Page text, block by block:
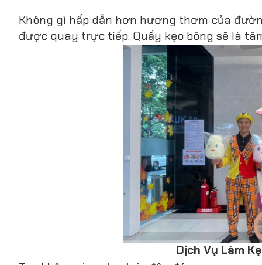
Không gì hấp dẫn hơn hương thơm của
được quay trực tiếp. Quầy kẹo bông sẽ là
Dịch Vụ Làm